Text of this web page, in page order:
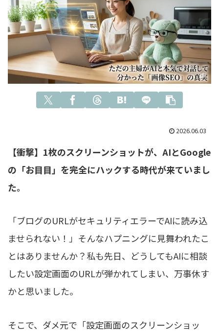
2026.06.03
【衝撃】1枚のスクリーンショットが、AIとGoogle
の「お目目」を完全にハックする時代が来ていまし
た。
「ブログのURLがセキュリティエラーでAIに読み込
ませられない！」そんなハプニングに見舞われたこ
とはありませんか？私も先日、どうしてもAIに相談
したい設定画面のURLが弾かれてしまい、万事休す
かと思いました。
そこで、ダメ元で「設定画面のスクリーンショッ